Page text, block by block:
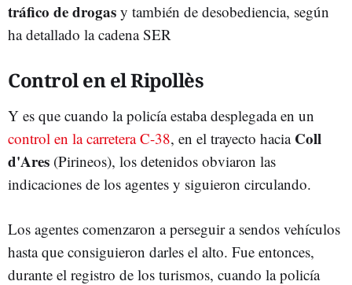
tráfico de drogas y también de desobediencia, según
ha detallado la cadena SER
Control en el Ripollès
Y es que cuando la policía estaba desplegada en un
control en la carretera C-38, en el trayecto hacia Coll
d'Ares (Pirineos), los detenidos obviaron las
indicaciones de los agentes y siguieron circulando.
Los agentes comenzaron a perseguir a sendos vehículos
hasta que consiguieron darles el alto. Fue entonces,
durante el registro de los turismos, cuando la policía